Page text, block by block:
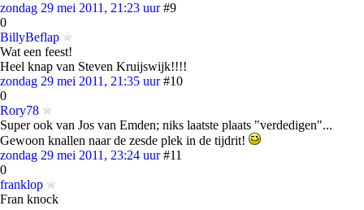
zondag 29 mei 2011, 21:23 uur #9
0
BillyBeflap
Wat een feest!
Heel knap van Steven Kruijswijk!!!!
zondag 29 mei 2011, 21:35 uur #10
0
Rory78
Super ook van Jos van Emden; niks laatste plaats "verdedigen"...
Gewoon knallen naar de zesde plek in de tijdrit!
zondag 29 mei 2011, 23:24 uur #11
0
franklop
Fran knock